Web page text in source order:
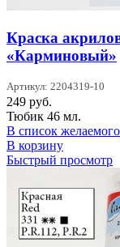
Краска
«Карминовый»
Артикул: 2204319-10
249 руб.
Тюбик 46 мл.
В список желаемого
В корзину
Быстрый просмотр